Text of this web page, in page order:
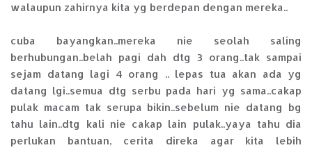
walaupun zahirnya kita yg berdepan dengan mereka..
cuba bayangkan..mereka nie seolah saling
berhubungan..belah pagi dah dtg 3 orang..tak sampai
sejam datang lagi 4 orang .. lepas tua akan ada yg
datang lgi..semua dtg serbu pada hari yg sama..cakap
pulak macam tak serupa bikin..sebelum nie datang bg
tahu lain..dtg kali nie cakap lain pulak..yaya tahu dia
perlukan bantuan, cerita direka agar kita lebih